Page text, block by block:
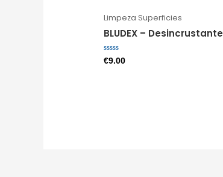
Limpeza Superficies
BLUDEX – Desincrustante
Avaliação
0
€9.00